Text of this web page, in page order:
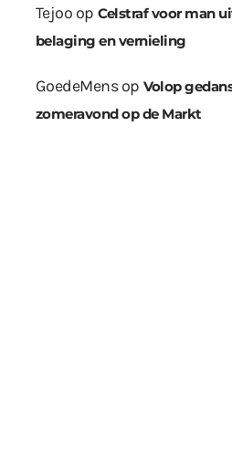
Tejoo op Celstraf voor man
belaging en vernieling
GoedeMensop Volop
zomeravond op de Markt